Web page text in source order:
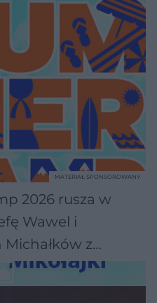
2026 rusza w
Wawel i
z
MATERIAŁ SPONSOROWANY